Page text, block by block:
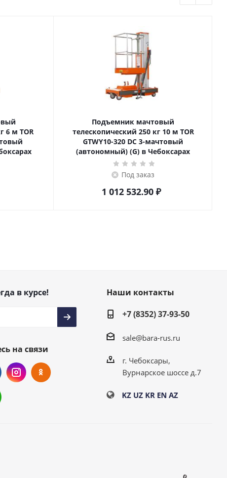
Подъемник мачтовый
телескопический 250 кг 10 м TOR
GTWY10-320 DC 3-мачтовый
(автономный) (G) в Чебоксарах
Под заказ
1 012 532.90 ₽
в курсе!
на связи
Наши контакты
+7 (8352) 37-93-50
sale@bara-rus.ru
г. Чебоксары,
Вурнарское шоссе д.7
KZ UZ KR EN AZ